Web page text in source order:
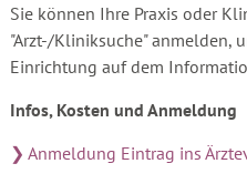
Sie können Ihre Praxis oder
"Arzt-/Kliniksuche" anmelden,
Einrichtung auf dem
Infos, Kosten und Anmeldung
❯ Anmeldung Eintrag ins